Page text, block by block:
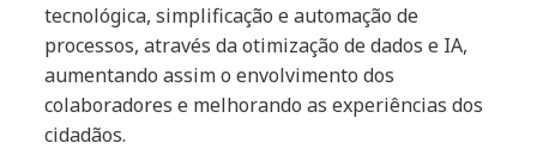
tecnológica, simplificação e automação de
processos, através da otimização de dados e IA,
aumentando assim o envolvimento dos
colaboradores e melhorando as experiências dos
cidadãos.